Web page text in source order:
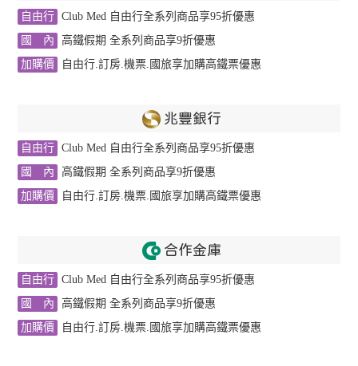
自由行
Club Med 自由行全系列商品享95折優惠
國 內
高鐵假期 全系列商品享9折優惠
加購價
自由行.訂房.機票.國旅享加購高鐵票優惠
兆豐銀行
自由行
Club Med 自由行全系列商品享95折優惠
國 內
高鐵假期 全系列商品享9折優惠
加購價
自由行.訂房.機票.國旅享加購高鐵票優惠
合作金庫
自由行
Club Med 自由行全系列商品享95折優惠
國 內
高鐵假期 全系列商品享9折優惠
加購價
自由行.訂房.機票.國旅享加購高鐵票優惠